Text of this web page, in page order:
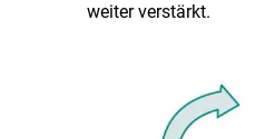
weiter verstärkt.